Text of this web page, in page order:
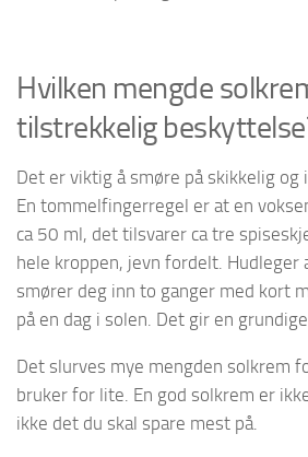
Hvilken mengde
tilstrekkelig
Det er viktig å smøre på skikkelig
En tommelfingerregel er at en
ca 50 ml, det tilsvarer ca tre
hele kroppen, jevn fordelt. Hudleger
smører deg inn to ganger med kort
på en dag i solen. Det gir en
Det slurves mye mengden solkrem
bruker for lite. En god solkrem er
ikke det du skal spare mest på.